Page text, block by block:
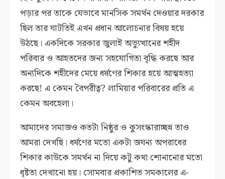
পড়ার পর তাকে যেভাবে মানসিক সমর্থন দেওয়ার দরকার
ছিল তার ঘাটতিই এখন প্রধান আলোচনার বিষয় হয়ে
উঠছে। একদিকে সরকার জুলাই অভ্যুত্থানের শহীদ
পরিবার ও আহতদের জন্য সহযোগিতা বৃদ্ধি করছে আর
অন্যদিকে শহীদের মেয়ে ধর্ষণের শিকার হয়ে আত্মহত্যা
করছে! এ কেমন বৈপরীত্ব? লামিয়ার পরিবারের প্রতি এ
কেমন অবহেলা।
আমাদের সমাজও কতটা নিষ্ঠুর ও কুসংস্কারাচ্ছন্ন তাও
আমরা দেখছি। ধর্ষণের মতো একটা জঘন্য অপরাধের
শিকার কাউকে সমর্থন না দিয়ে কটু কথা শোনানোর মতো
ধৃষ্টতা দেখানো হয়। সোমবার প্রকাশিত সমকালের এ-